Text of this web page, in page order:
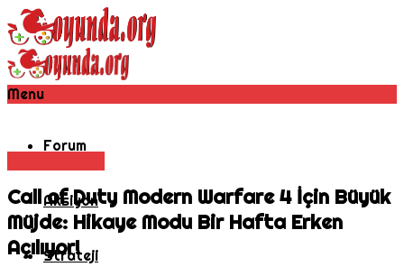
Menu
Forum
Aksiyon
Strateji
Call of Duty Modern Warfare 4 İçin Büyük
Müjde: Hikaye Modu Bir Hafta Erken
Açılıyor!